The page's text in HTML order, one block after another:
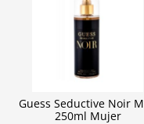
Guess Seductive Noir
250ml Mujer